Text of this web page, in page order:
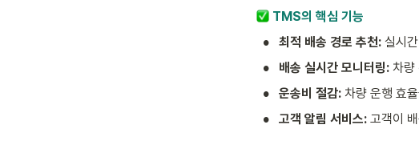
TMS의 핵심 기능
• 최적 배송 경로 추천: 실시
• 배송 실시간 모니터링: 차량
• 운송비 절감: 차량 운행 효
• 고객 알림 서비스: 고객이